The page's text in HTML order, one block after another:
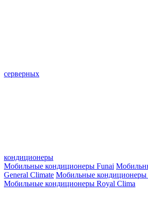
серверных
кондиционеры
Мобильные кондиционеры Funai
General Climate Мобильные кондиционеры
Мобильные кондиционеры Royal Clima